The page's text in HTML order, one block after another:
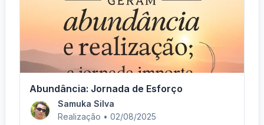
Abundância: Jornada de Esforço
Samuka Silva
Realização • 02/08/2025